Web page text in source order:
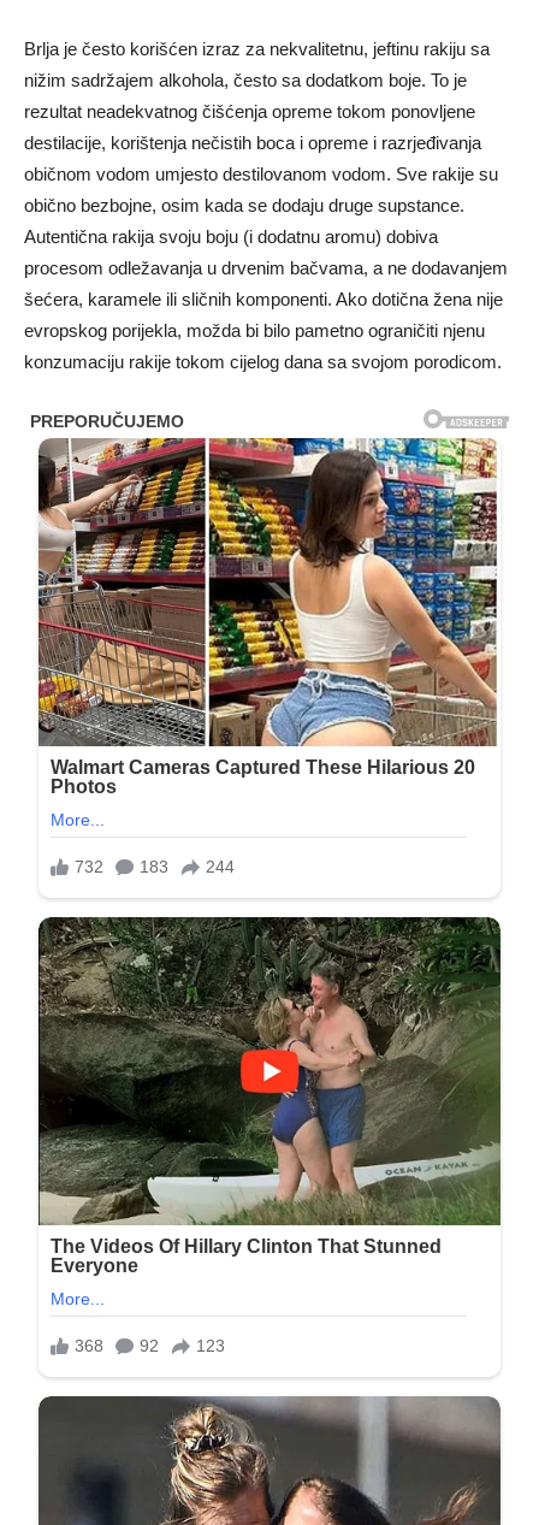
Brlja je često korišćen izraz za nekvalitetnu, jeftinu rakiju sa
nižim sadržajem alkohola, često sa dodatkom boje. To je
rezultat neadekvatnog čišćenja opreme tokom ponovljene
destilacije, korištenja nečistih boca i opreme i razrjeđivanja
običnom vodom umjesto destilovanom vodom. Sve rakije su
obično bezbojne, osim kada se dodaju druge supstance.
Autentična rakija svoju boju (i dodatnu aromu) dobiva
procesom odležavanja u drvenim bačvama, a ne dodavanjem
šećera, karamele ili sličnih komponenti. Ako dotična žena nije
evropskog porijekla, možda bi bilo pametno ograničiti njenu
konzumaciju rakije tokom cijelog dana sa svojom porodicom.